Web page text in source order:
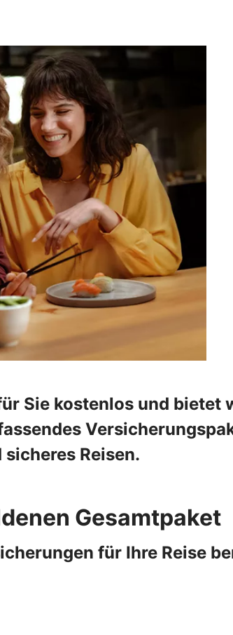
Sie kostenlos und bietet
Reisen.
Gesamtpaket
für Ihre Reise